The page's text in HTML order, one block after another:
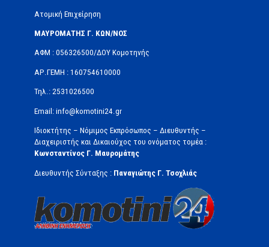
Ατομική Επιχείρηση
ΜΑΥΡΟΜΑΤΗΣ Γ. ΚΩΝ/ΝΟΣ
ΑΦΜ : 056326500/ΔOΥ Κομοτηνής
ΑΡ.ΓΕΜΗ : 160754610000
Τηλ.: 2531026500
Email: info@komotini24.gr
Ιδιοκτήτης – Νόμιμος Εκπρόσωπος – Διευθυντής –
Διαχειριστής και Δικαιούχος του ονόματος τομέα :
Κωνσταντίνος Γ. Μαυρομάτης
Διευθυντής Σύνταξης : Παναγιώτης Γ. Τσοχλιάς